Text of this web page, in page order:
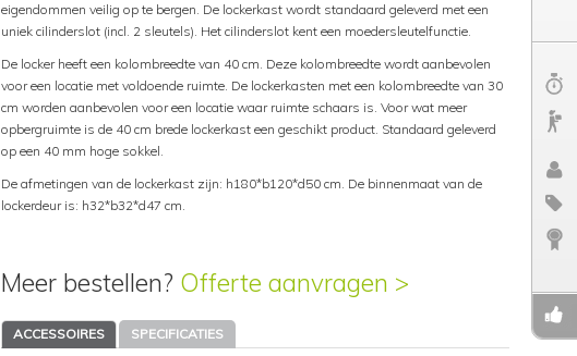
eigendommen veilig op te bergen. De lockerkast wordt standaard geleverd met een
uniek cilinderslot (incl. 2 sleutels). Het cilinderslot kent een moedersleutelfunctie.
De locker heeft een kolombreedte van 40 cm. Deze kolombreedte wordt aanbevolen
voor een locatie met voldoende ruimte. De lockerkasten met een kolombreedte van 30
cm worden aanbevolen voor een locatie waar ruimte schaars is. Voor wat meer
opbergruimte is de 40 cm brede lockerkast een geschikt product. Standaard geleverd
op een 40 mm hoge sokkel.
De afmetingen van de lockerkast zijn: h180*b120*d50 cm. De binnenmaat van de
lockerdeur is: h32*b32*d47 cm.
Meer bestellen? Offerte aanvragen >
ACCESSOIRES SPECIFICATIES